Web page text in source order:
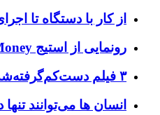
از کار با دستگاه تا
رونمایی از استیج Smart Money در رویداد تک‌کرانچ دیسراپ ۲۰۲۶؛ بررسی آینده فین‌تک، پرداخت‌ ها و هوش مصنوعی
۳ فیلم دست‌کم‌گرفته‌شده اپل تی وی که این آخر هفته باید تماشا کنید
انسان‌ ها می‌توانند تنها در ۱۰ هفته مکان‌یابی با پژواک را بیاموزند؛ کشف بازسیم‌کشی و تغییر ساختار مغز با